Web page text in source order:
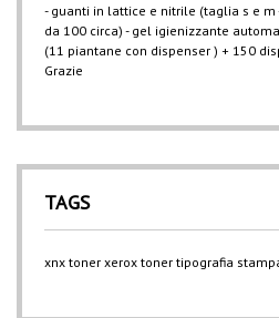
- guanti in lattice e nitrile (taglia s e m
da 100 circa) - gel igienizzante
(11 piantane con dispenser ) + 150
Grazie
TAGS
xnx toner xerox toner tipografia